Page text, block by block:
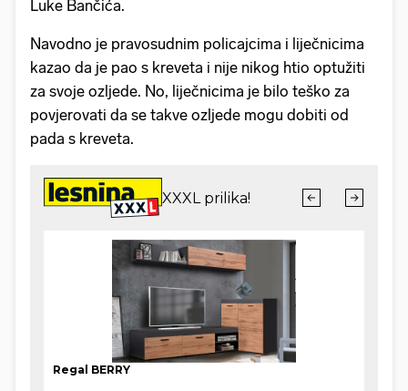
Luke Bančića.
Navodno je pravosudnim policajcima i liječnicima
kazao da je pao s kreveta i nije nikog htio optužiti
za svoje ozljede. No, liječnicima je bilo teško za
povjerovati da se takve ozljede mogu dobiti od
pada s kreveta.